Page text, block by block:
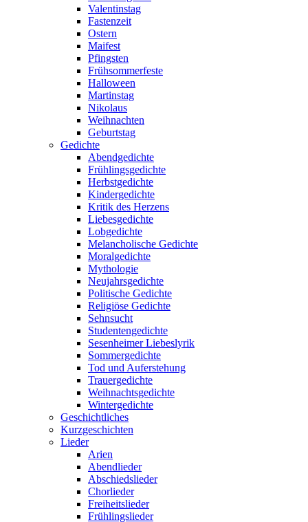
Valentinstag
Fastenzeit
Ostern
Maifest
Pfingsten
Frühsommerfeste
Halloween
Martinstag
Nikolaus
Weihnachten
Geburtstag
Gedichte
Abendgedichte
Frühlingsgedichte
Herbstgedichte
Kindergedichte
Kritik des Herzens
Liebesgedichte
Lobgedichte
Melancholische Gedichte
Moralgedichte
Mythologie
Neujahrsgedichte
Politische Gedichte
Religiöse Gedichte
Sehnsucht
Studentengedichte
Sesenheimer Liebeslyrik
Sommergedichte
Tod und Auferstehung
Trauergedichte
Weihnachtsgedichte
Wintergedichte
Geschichtliches
Kurzgeschichten
Lieder
Arien
Abendlieder
Abschiedslieder
Chorlieder
Freiheitslieder
Frühlingslieder